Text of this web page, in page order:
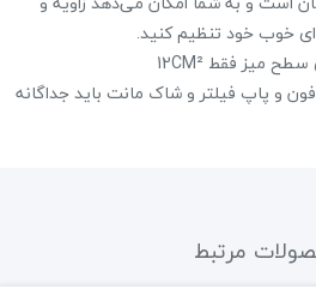
خوب خود تنظیم کنید.
و پاپ فیلتر و شاک مانت باید جداگانه
مرتبط